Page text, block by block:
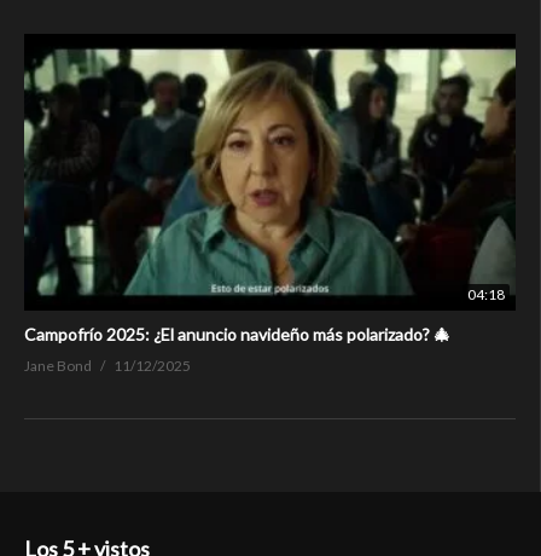
04:18
Campofrío 2025: ¿El anuncio navideño más polarizado? 🎄
Jane Bond 11/12/2025
Los 5 + vistos